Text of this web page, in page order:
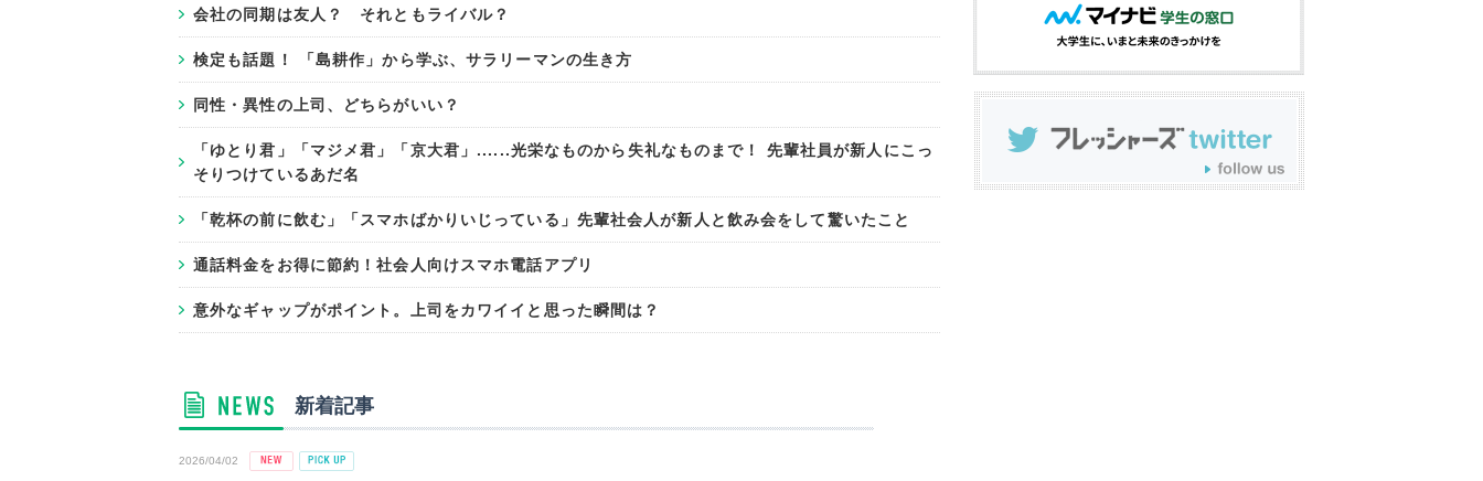
会社の同期は友人？ それともライバル？
検定も話題！ 「島耕作」から学ぶ、サラリーマンの生き方
同性・異性の上司、どちらがいい？
「ゆとり君」「マジメ君」「京大君」......光栄なものから失礼なものまで！ 先輩社員が新人にこっ
そりつけているあだ名
「乾杯の前に飲む」「スマホばかりいじっている」先輩社会人が新人と飲み会をして驚いたこと
通話料金をお得に節約！社会人向けスマホ電話アプリ
意外なギャップがポイント。上司をカワイイと思った瞬間は？
新着記事
2026/04/02